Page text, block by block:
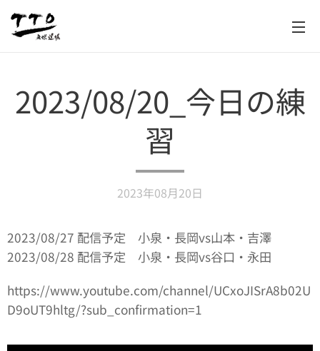
2023/08/20_今日の練
習
2023年08月20日
2023/08/27 配信予定 小泉・長岡vs山本・吉澤
2023/08/28 配信予定 小泉・長岡vs谷口・永田
https://www.youtube.com/channel/UCxoJISrA8b02U
D9oUT9hltg/?sub_confirmation=1